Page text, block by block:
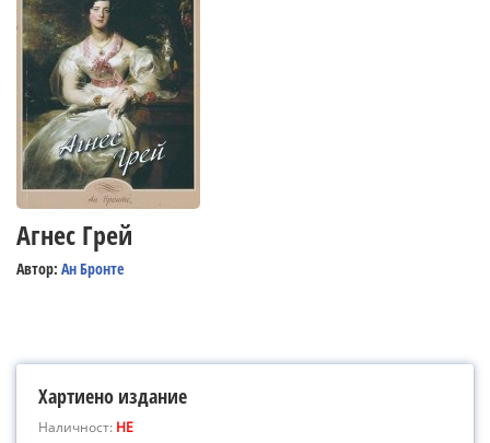
Агнес Грей
Автор: Ан Бронте
Хартиено издание
Наличност: НЕ